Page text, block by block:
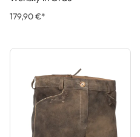
179,90 €*